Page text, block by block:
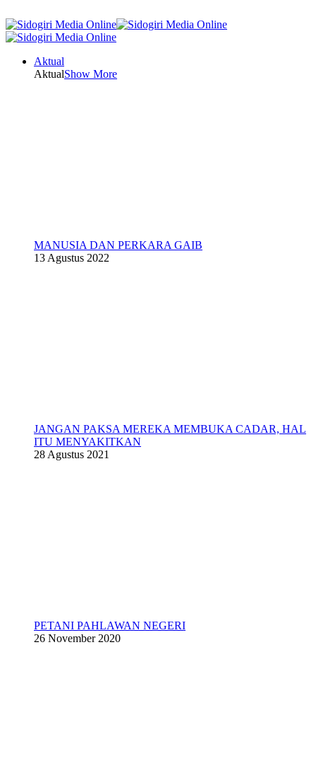
Aktual
AktualShow More
MANUSIA DAN PERKARA GAIB
13 Agustus 2022
JANGAN PAKSA MEREKA MEMBUKA CADAR, HAL
ITU MENYAKITKAN
28 Agustus 2021
PETANI PAHLAWAN NEGERI
26 November 2020